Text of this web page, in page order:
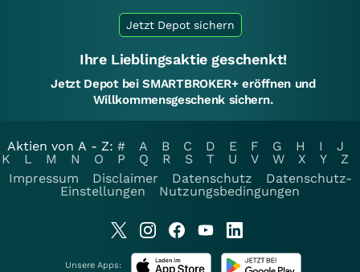
Jetzt Depot sichern
Ihre Lieblingsaktie geschenkt!
Jetzt Depot bei SMARTBROKER+ eröffnen und
Willkommensgeschenk sichern.
Aktien von A - Z: # A B C D E F G H I
J
K
L M N O P Q R S T U V W X Y
Z
Impressum
Disclaimer Datenschutz
Datenschutz-
Einstellungen
Nutzungsbedingungen
Unsere Apps: